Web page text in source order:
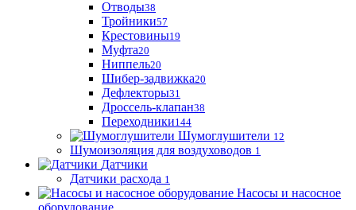
Отводы38
Тройники57
Крестовины19
Муфта20
Ниппель20
Шибер-задвижка20
Дефлекторы31
Дроссель-клапан38
Переходники144
Шумоглушители 12
Шумоизоляция для воздуховодов 1
Датчики
Датчики расхода 1
Насосы и насосное
оборудование